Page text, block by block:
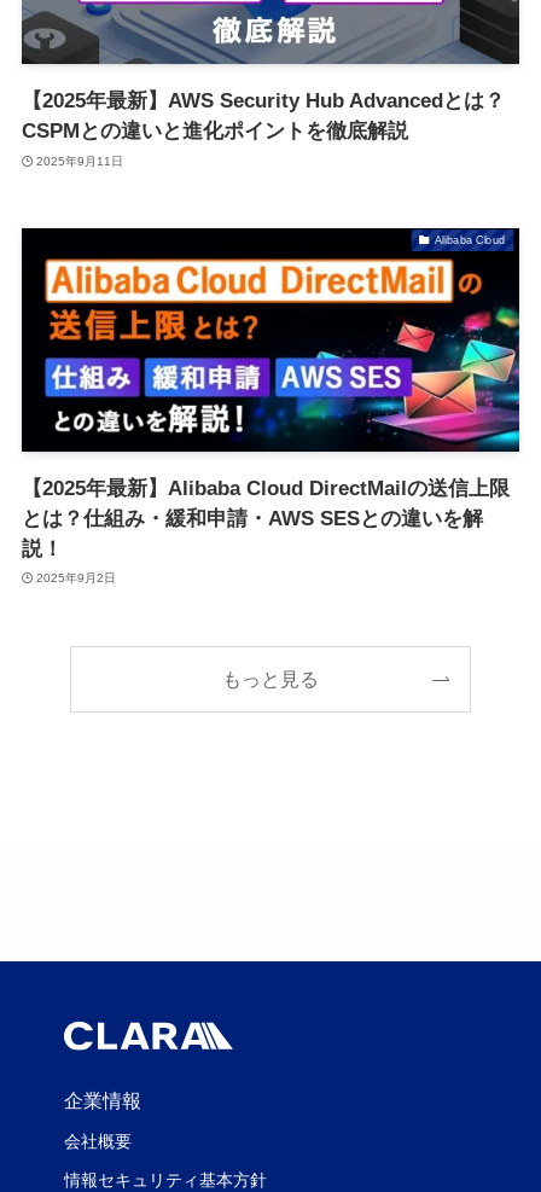
【2025年最新】AWS Security Hub Advancedとは？
CSPMとの違いと進化ポイントを徹底解説
2025年9月11日
Alibaba Cloud
【2025年最新】Alibaba Cloud DirectMailの送信上限
とは？仕組み・緩和申請・AWS SESとの違いを解
説！
2025年9月2日
もっと見る
企業情報
会社概要
情報セキュリティ基本方針